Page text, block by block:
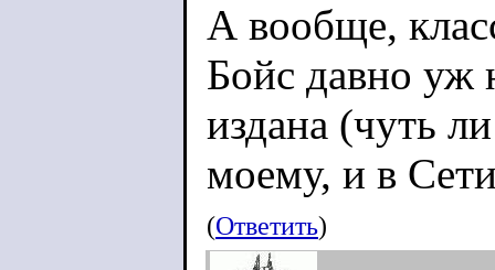
А вообще,
Бойс давно уж
издана (чуть
моему, и в
(Ответить)